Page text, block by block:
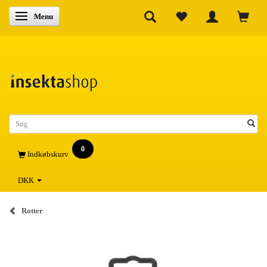
Skifte navigation
Menu
Indkøbskurv
0
DKK
Rotter